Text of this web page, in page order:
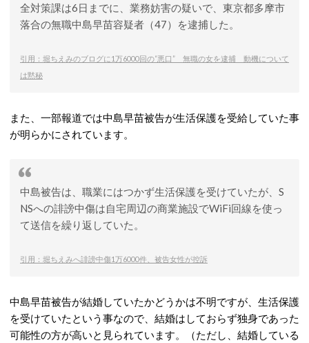
全対策課は6日までに、業務妨害の疑いで、東京都多摩市
落合の無職中島早苗容疑者（47）を逮捕した。
引用：堀ちえみのブログに1万6000回の“悪口” 無職の女を逮捕 動機について
は黙秘
また、一部報道では中島早苗被告が生活保護を受給していた事
が明らかにされています。
中島被告は、職業にはつかず生活保護を受けていたが、S
NSへの誹謗中傷は自宅周辺の商業施設でWiFi回線を使っ
て送信を繰り返していた。
引用：堀ちえみへ誹謗中傷1万6000件、被告女性が控訴
中島早苗被告が結婚していたかどうかは不明ですが、生活保護
を受けていたという事なので、結婚はしておらず独身であった
可能性の方が高いと見られています。（ただし、結婚している